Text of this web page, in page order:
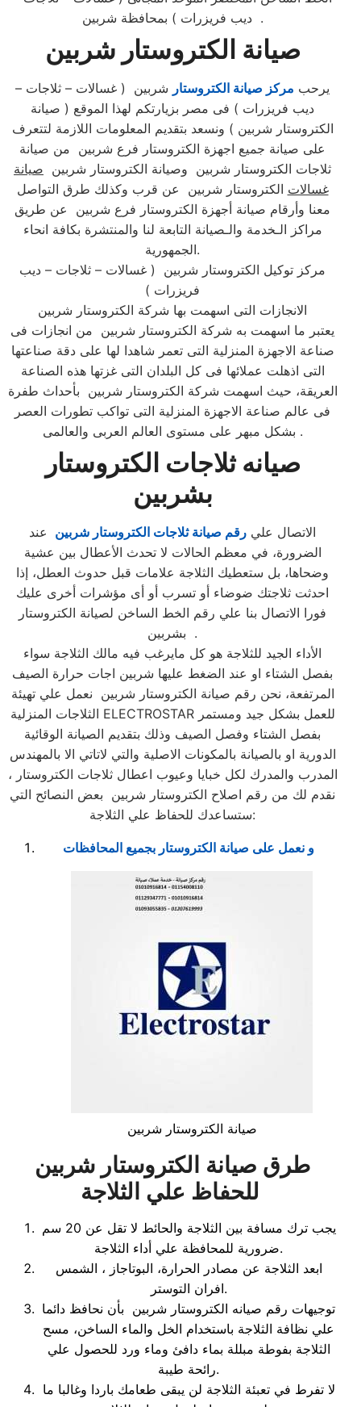
ديب فريزرات ) بمحافظة شربين .
صيانة الكتروستار شربين
يرحب مركز صيانة الكتروستار شربين ( غسالات – ثلاجات –
ديب فريزرات ) فى مصر بزيارتكم لهذا الموقع ( صيانة
الكتروستار شربين ) ونسعد بتقديم المعلومات اللازمة لتتعرف
على صيانة جميع اجهزة الكتروستار فرع شربين من صيانة
ثلاجات الكتروستار شربين وصيانة الكتروستار شربين صيانة
غسالات الكتروستار شربين عن قرب وكذلك طرق التواصل
معنا وأرقام صيانة أجهزة الكتروستار فرع شربين عن طريق
مراكز الـخدمة والـصيانة التابعة لنا والمنتشرة بكافة انحاء
الجمهورية.​
مركز توكيل الكتروستار شربين ( غسالات – ثلاجات – ديب
فريزرات )
الانجازات التى اسهمت بها شركة الكتروستار شربين
يعتبر ما اسهمت به شركة الكتروستار شربين من انجازات فى
صناعة الاجهزة المنزلية التى تعمر شاهدا لها على دقة صناعتها
التى اذهلت عملائها فى كل البلدان التى غزتها هذه الصناعة
العريقة، حيث اسهمت شركة الكتروستار شربين بأحداث طفرة
فى عالم صناعة الاجهزة المنزلية التى تواكب تطورات العصر
بشكل مبهر على مستوى العالم العربى والعالمى .
صيانه ثلاجات الكتروستار
بشربين
الاتصال علي رقم صيانة ثلاجات الكتروستار شربين عند
الضرورة، في معظم الحالات لا تحدث الأعطال بين عشية
وضحاها، بل ستعطيك الثلاجة علامات قبل حدوث العطل، إذا
احدثت ثلاجتك ضوضاء أو تسرب أو أى مؤشرات أخرى عليك
فورا الاتصال بنا علي رقم الخط الساخن لصيانة الكتروستار
بشربين .
الأداء الجيد للثلاجة هو كل مايرغب فيه مالك الثلاجة سواء
بفصل الشتاء او عند الضغط عليها شربين اجات حرارة الصيف
المرتفعة، نحن رقم صيانة الكتروستار شربين نعمل علي تهيئة
الثلاجات المنزلية ELECTROSTAR للعمل بشكل جيد ومستمر
بفصل الشتاء وفصل الصيف وذلك بتقديم الصيانة الوقائية
الدورية او بالصيانة بالمكونات الاصلية والتي لاتاتي الا بالمهندس
المدرب والمدرك لكل خبايا وعيوب اعطال ثلاجات الكتروستار ،
نقدم لك من رقم اصلاح الكتروستار شربين بعض النصائح التي
ستساعدك للحفاظ علي الثلاجة:
و نعمل على صيانة الكتروستار بجميع المحافظات
صيانة الكتروستار شربين
طرق صيانة الكتروستار شربين
للحفاظ علي الثلاجة
يجب ترك مسافة بين الثلاجة والحائط لا تقل عن 20 سم
ضرورية للمحافظة علي أداء الثلاجة.
ابعد الثلاجة عن مصادر الحرارة، البوتاجاز ، الشمس
افران التوستر.
توجيهات رقم صيانه الكتروستار شربين بأن نحافظ دائما
علي نظافة الثلاجة باستخدام الخل والماء الساخن، مسح
الثلاجة بفوطة مبللة بماء دافئ وماء ورد للحصول علي
رائحة طيبة.
لا تفرط في تعبئة الثلاجة لن يبقى طعامك باردا وغالبا ما